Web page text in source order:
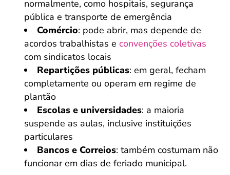
normalmente, como hospitais, segurança
pública e transporte de emergência
Comércio: pode abrir, mas depende de
acordos trabalhistas e convenções coletivas
com sindicatos locais
Repartições públicas: em geral, fecham
completamente ou operam em regime de
plantão
Escolas e universidades: a maioria
suspende as aulas, inclusive instituições
particulares
Bancos e Correios: também costumam não
funcionar em dias de feriado municipal.